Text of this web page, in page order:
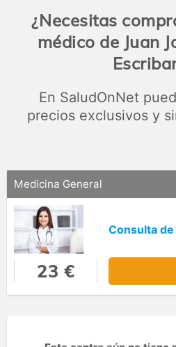
¿Necesitas
médico de Juan
En SaludOnNet
precios exclusivos y
Medicina General
Consulta
23 €